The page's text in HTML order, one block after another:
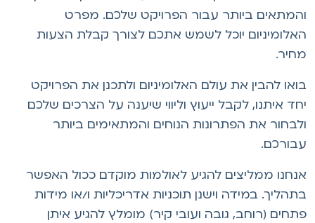
ביותר עבור הפרויקט שלכם. מפרט
יוכל לשמש אתכם לצורך קבלת הצעות
להבין את עולם האלומיניום ולתכנן את הפרויקט
איתנו, לקבל ייעוץ וליווי שיענה על הצרכים שלכם
את הפתרונות הנוחים והמתאימים ביותר
ממליצים להגיע לאולמות מוקדם ככול האפשר
במידה וישנן תוכניות אדריכליות ו/או מידות
(רוחב, גובה ועובי קיר) מומלץ להגיע איתן